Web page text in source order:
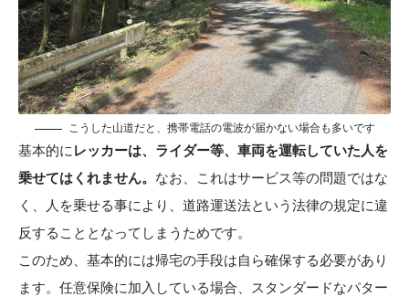
こうした山道だと、携帯電話の電波が届かない場合も多いです
基本的にレッカーは、ライダー等、車両を運転していた人を
乗せてはくれません。 なお、これはサービス等の問題ではな
く、人を乗せる事により、道路運送法という法律の規定に違
反することとなってしまうためです。
このため、基本的には帰宅の手段は自ら確保する必要があり
ます。任意保険に加入している場合、スタンダードなパター